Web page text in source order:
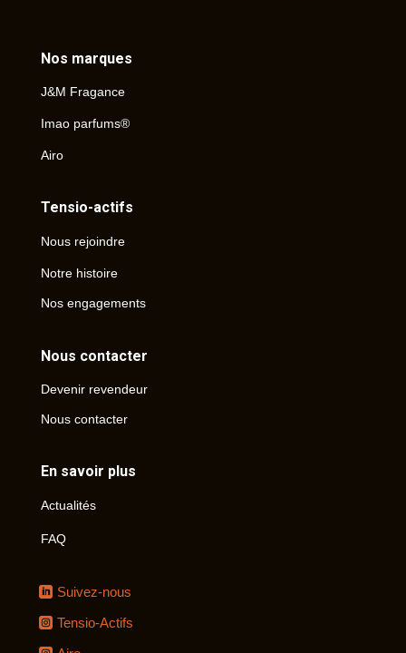
Nos marques
J&M Fragance
Imao parfums®
Airo
Tensio-actifs
Nous rejoindre
Notre histoire
Nos engagements
Nous contacter
Devenir revendeur
Nous contacter
En savoir plus
Actualités
FAQ
Suivez-nous
Tensio-Actifs